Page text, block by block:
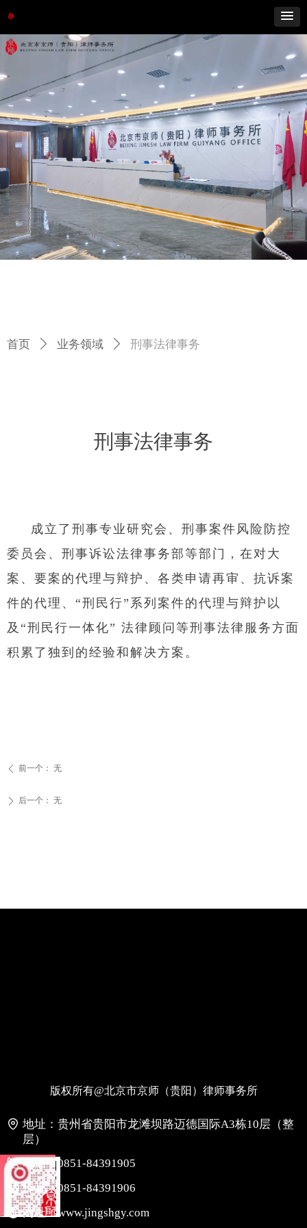
刑事法律事务
首页 ꄲ 业务领域 ꄲ 刑事法律事务
ꄲ 后一个： 无
成立了刑事专业研究会、刑事案件风险防控
委员会、刑事诉讼法律事务部等部门，在对大
案、要案的代理与辩护、各类申请再审、抗诉案
件的代理、“刑民行”系列案件的代理与辩护以
及“刑民行一体化” 法律顾问等刑事法律服务方面
积累了独到的经验和解决方案。
ꄴ 前一个： 无
版权所有@北京市京师（贵阳）律师事务所
地址： 贵州省贵阳市龙滩坝路迈德国际A3栋10层（整
层）
电话： 0851-84391905
传真： 0851-84391906
网址： www.jingshgy.com